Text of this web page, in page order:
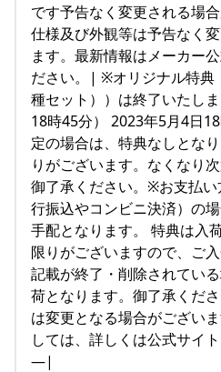
です予告なく変更される場
仕様及び外観等は予告なく
ます。最新情報はメーカー
ださい。| ※オリジナル特典
種セット））は終了いたし
18時45分） 2023年5月4日
定の場合は、特典なしとな
りがございます。なくなり
御了承ください。※お支払
行振込やコンビニ決済）の
手配となります。 特典は入
限りがございますので、ご
記載が終了・削除されてい
荷となります。御了承くだ
は変更となる場合がござい
しては、詳しくは公式サイ
—|